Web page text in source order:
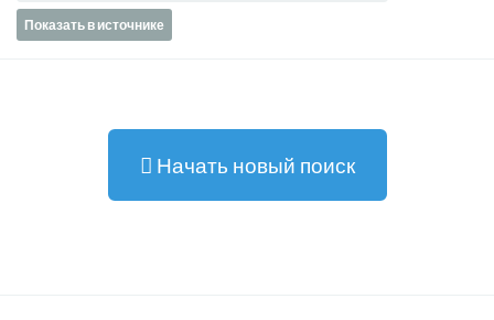
Показать в источнике
Начать новый поиск